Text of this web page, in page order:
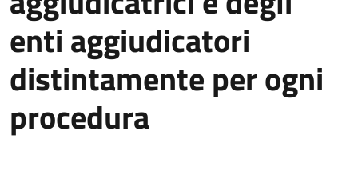
enti aggiudicatori
distintamente per ogni
procedura